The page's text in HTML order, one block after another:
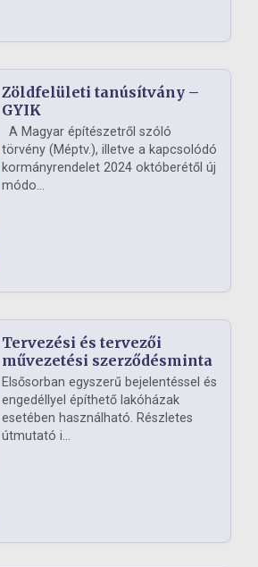
Zöldfelületi tanúsítvány –
GYIK
A Magyar építészetről szóló
törvény (Méptv.), illetve a kapcsolódó
kormányrendelet 2024 októberétől új
módo...
Tervezési és tervezői
művezetési szerződésminta
Elsősorban egyszerű bejelentéssel és
engedéllyel építhető lakóházak
esetében használható. Részletes
útmutató i...